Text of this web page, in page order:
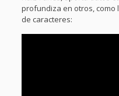
profundiza en otros, como
de caracteres: